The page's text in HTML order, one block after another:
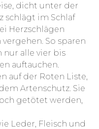
dicht unter der
schlägt im Schlaf
Herzschlägen
So sparen
nur alle vier bis
auftauchen.
auf der Roten Liste,
Artenschutz. Sie
getötet werden,
Leder, Fleisch und